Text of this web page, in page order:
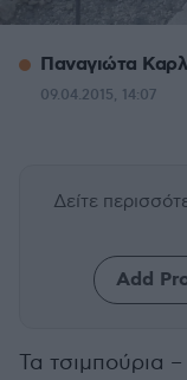
Παναγιώτα
09.04.2015, 14:07
Δείτε
Add
Τα τσιμπούρια